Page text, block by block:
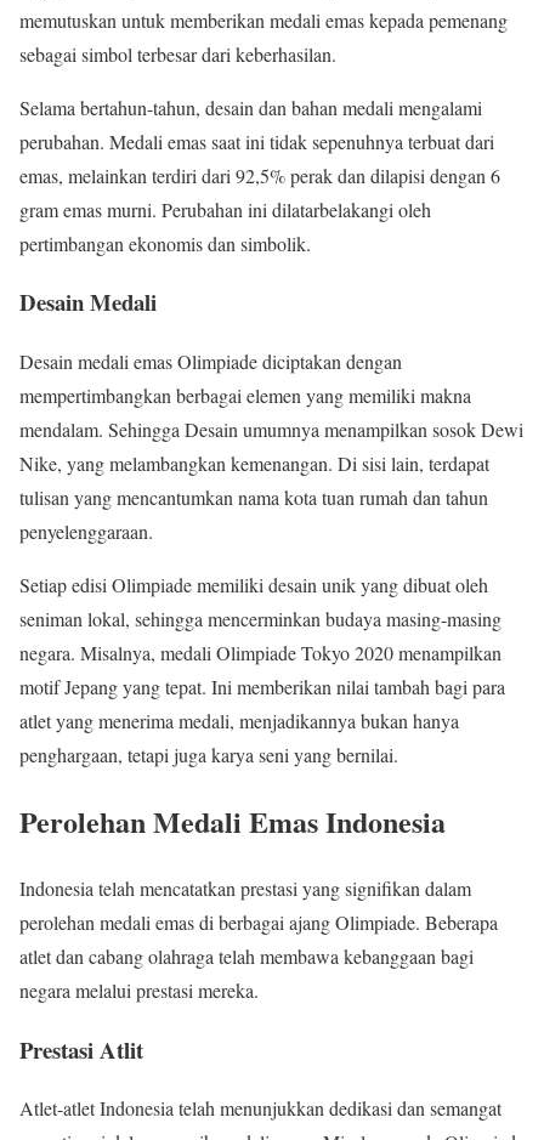
memutuskan untuk memberikan medali emas kepada pemenang
sebagai simbol terbesar dari keberhasilan.
Selama bertahun-tahun, desain dan bahan medali mengalami
perubahan. Medali emas saat ini tidak sepenuhnya terbuat dari
emas, melainkan terdiri dari 92,5% perak dan dilapisi dengan 6
gram emas murni. Perubahan ini dilatarbelakangi oleh
pertimbangan ekonomis dan simbolik.
Desain Medali
Desain medali emas Olimpiade diciptakan dengan
mempertimbangkan berbagai elemen yang memiliki makna
mendalam. Sehingga Desain umumnya menampilkan sosok Dewi
Nike, yang melambangkan kemenangan. Di sisi lain, terdapat
tulisan yang mencantumkan nama kota tuan rumah dan tahun
penyelenggaraan.
Setiap edisi Olimpiade memiliki desain unik yang dibuat oleh
seniman lokal, sehingga mencerminkan budaya masing-masing
negara. Misalnya, medali Olimpiade Tokyo 2020 menampilkan
motif Jepang yang tepat. Ini memberikan nilai tambah bagi para
atlet yang menerima medali, menjadikannya bukan hanya
penghargaan, tetapi juga karya seni yang bernilai.
Perolehan Medali Emas Indonesia
Indonesia telah mencatatkan prestasi yang signifikan dalam
perolehan medali emas di berbagai ajang Olimpiade. Beberapa
atlet dan cabang olahraga telah membawa kebanggaan bagi
negara melalui prestasi mereka.
Prestasi Atlit
Atlet-atlet Indonesia telah menunjukkan dedikasi dan semangat